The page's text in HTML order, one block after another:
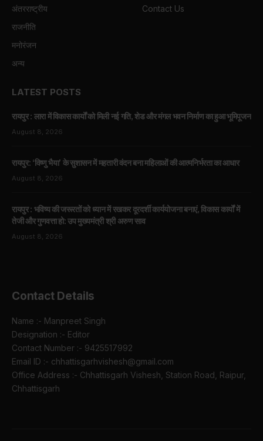
अंतरराष्ट्रीय
राजनीति
मनोरंजन
अन्य
Contact Us
LATEST POSTS
रायपुर : लारा में विकास कार्यों को मिली नई गति, शेड और मंगल भवन निर्माण का हुआ भूमिपूजन
August 8, 2026
रायपुर: ‘विष्णु भैया’ के सुशासन में महतारी वंदन बना महिलाओं की आत्मनिर्भरता का आधार
August 8, 2026
रायपुर : भविष्य की जरूरतों को ध्यान में रखकर दूरदर्शी कार्ययोजना बनाएं, विकास कार्यों में
तेजी और गुणवत्ता हो: उप मुख्यमंत्री श्री अरुण साव
August 8, 2026
Contact Details
Name :- Manpreet Singh
Designation :- Editor
Contact Number :- 9425517992
Email ID :- chhattisgarhvishesh@gmail.com
Office Address :- Chhattisgarh Vishesh, Station Road, Raipur,
Chhattisgarh